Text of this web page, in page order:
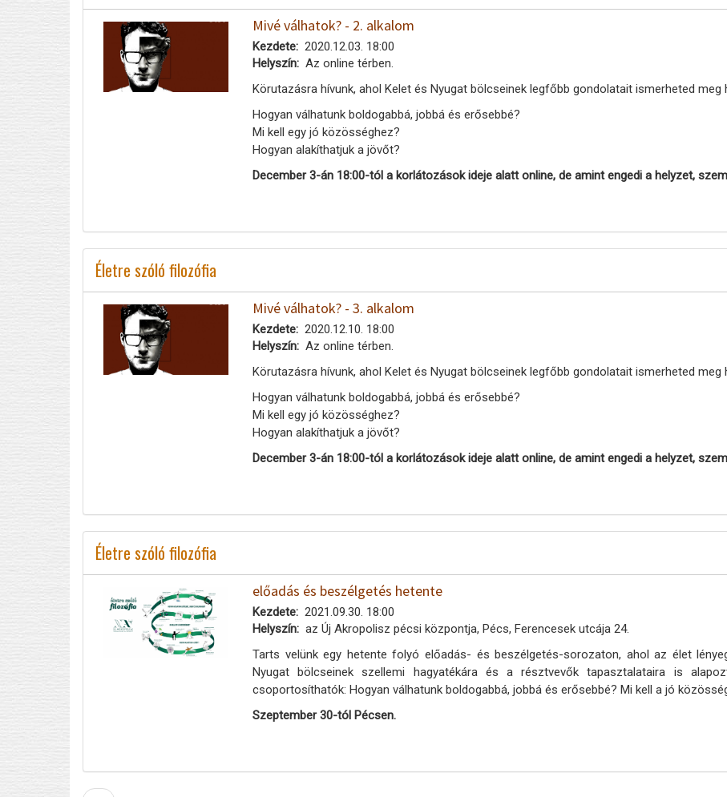
Mivé válhatok? - 2. alkalom
Kezdete
2020.12.03. 18:00
Helyszín
Az online térben.
Körutazásra hívunk, ahol Kelet és Nyugat bölcseinek legfőbb gondolatait ismerheted
Hogyan válhatunk boldogabbá, jobbá és erősebbé?
Mi kell egy jó közösséghez?
Hogyan alakíthatjuk a jövőt?
December 3-án 18:00-tól a korlátozások ideje alatt online, de amint engedi a helyzet,
Életre szóló filozófia
Mivé válhatok? - 3. alkalom
Kezdete
2020.12.10. 18:00
Helyszín
Az online térben.
Körutazásra hívunk, ahol Kelet és Nyugat bölcseinek legfőbb gondolatait ismerheted
Hogyan válhatunk boldogabbá, jobbá és erősebbé?
Mi kell egy jó közösséghez?
Hogyan alakíthatjuk a jövőt?
December 3-án 18:00-tól a korlátozások ideje alatt online, de amint engedi a helyzet,
Életre szóló filozófia
előadás és beszélgetés hetente
Kezdete
2021.09.30. 18:00
Helyszín
az Új Akropolisz pécsi központja, Pécs, Ferencesek utcája 24.
Tarts velünk egy hetente folyó előadás- és beszélgetés-sorozaton, ahol az élet
Nyugat bölcseinek szellemi hagyatékára és a résztvevők tapasztalataira is
csoportosíthatók: Hogyan válhatunk boldogabbá, jobbá és erősebbé? Mi kell a jó
Szeptember 30-tól Pécsen.